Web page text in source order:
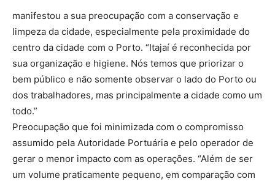
manifestou a sua preocupação com a conservação e
limpeza da cidade, especialmente pela proximidade do
centro da cidade com o Porto. “Itajaí é reconhecida por
sua organização e higiene. Nós temos que priorizar o
bem público e não somente observar o lado do Porto ou
dos trabalhadores, mas principalmente a cidade como um
todo.”
Preocupação que foi minimizada com o compromisso
assumido pela Autoridade Portuária e pelo operador de
gerar o menor impacto com as operações. “Além de ser
um volume praticamente pequeno, em comparação com